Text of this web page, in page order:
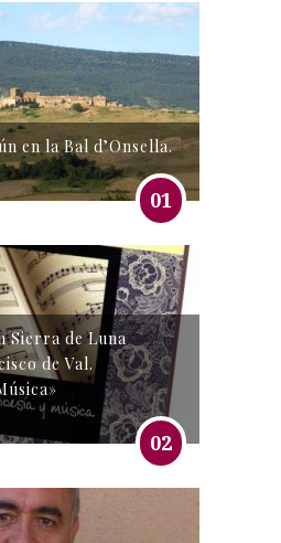
en la Bal d’Onsella.
01
Sierra de Luna
de Val.
02